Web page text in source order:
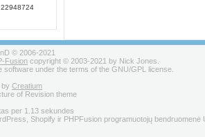
22948724
© 2006-2021
Fusion copyright © 2003-2021 by Nick Jones.
software under the terms of the GNU/GPL license.
by Creatium
of Revision theme
per 1.13 sekundes
Shopify ir PHPFusion programuotojų bendruomenė